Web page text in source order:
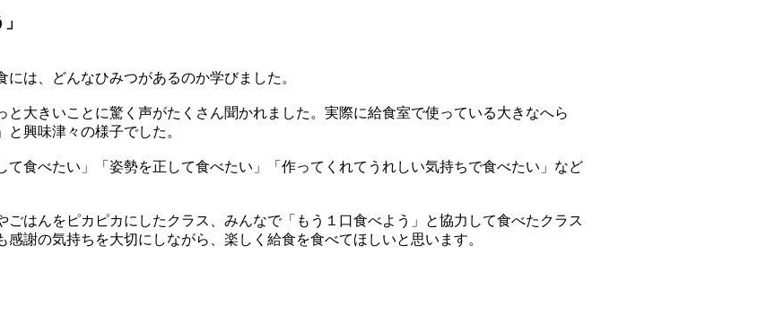
は、どんなひみつがあるのか学びました。
大きいことに驚く声がたくさん聞かれました。実際に給食室で使っている大きなへら
興味津々の様子でした。
食べたい」「姿勢を正して食べたい」「作ってくれてうれしい気持ちで食べたい」など
はんをピカピカにしたクラス、みんなで「もう１口食べよう」と協力して食べたクラス
謝の気持ちを大切にしながら、楽しく給食を食べてほしいと思います。